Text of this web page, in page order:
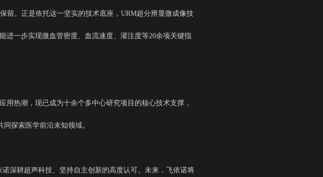
留。正是依托这一坚实的技术底座，URM超分辨显微成像技
进一步实现微血管密度、血流速度、灌注度等20余项关键指
热潮，现已成为十余个多中心研究项目的核心技术支撑，
同探索医学前沿未知领域。
深耕超声科技、坚持自主创新的高度认可。未来，飞依诺将